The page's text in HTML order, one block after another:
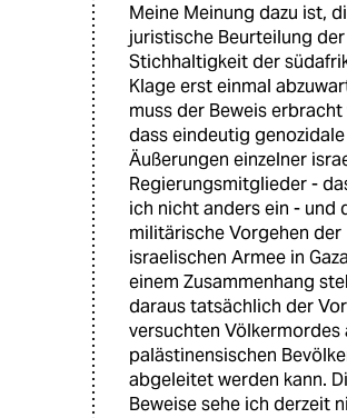
Meine Meinung dazu ist,
juristische Beurteilung der
Stichhaltigkeit der
Klage erst einmal
muss der Beweis erbracht
dass eindeutig genozidale
Äußerungen einzelner
Regierungsmitglieder -
ich nicht anders ein - und
militärische Vorgehen der
israelischen Armee in
einem Zusammenhang
daraus tatsächlich der
versuchten Völkermordes
palästinensischen
abgeleitet werden kann.
Beweise sehe ich derzeit